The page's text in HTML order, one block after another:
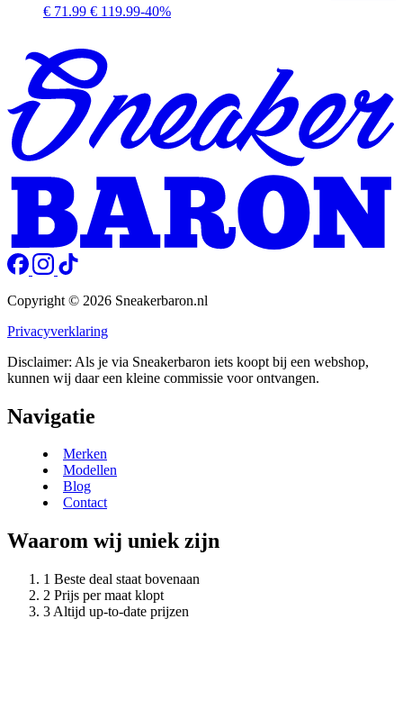
€ 71.99 € 119.99-40%
Copyright © 2026 Sneakerbaron.nl
Privacyverklaring
Disclaimer: Als je via Sneakerbaron iets koopt bij een webshop,
kunnen wij daar een kleine commissie voor ontvangen.
Navigatie
Merken
Modellen
Blog
Contact
Waarom wij uniek zijn
Beste deal staat bovenaan
Prijs per maat klopt
Altijd up-to-date prijzen